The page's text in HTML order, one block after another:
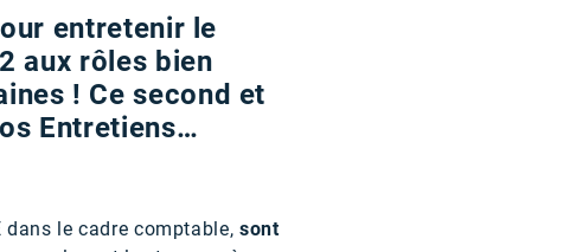
entretenir le
aux rôles bien
! Ce second et
Entretiens…
dans le cadre comptable, sont